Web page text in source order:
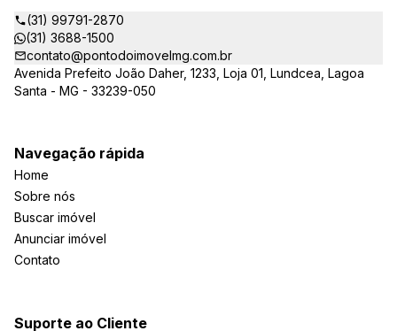
(31) 99791-2870
(31) 3688-1500
contato@pontodoimovelmg.com.br
Avenida Prefeito João Daher, 1233, Loja 01, Lundcea, Lagoa
Santa - MG - 33239-050
Navegação rápida
Home
Sobre nós
Buscar imóvel
Anunciar imóvel
Contato
Suporte ao Cliente